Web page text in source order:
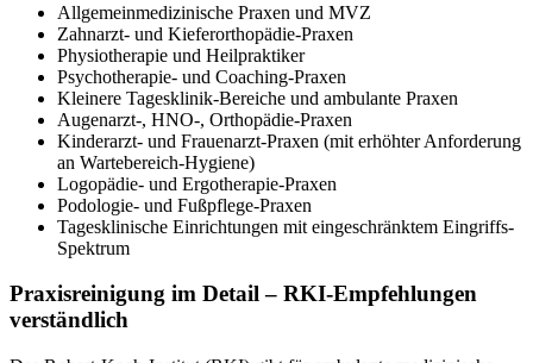
Allgemeinmedizinische Praxen und MVZ
Zahnarzt- und Kieferorthopädie-Praxen
Physiotherapie und Heilpraktiker
Psychotherapie- und Coaching-Praxen
Kleinere Tagesklinik-Bereiche und ambulante Praxen
Augenarzt-, HNO-, Orthopädie-Praxen
Kinderarzt- und Frauenarzt-Praxen (mit erhöhter Anforderung
an Wartebereich-Hygiene)
Logopädie- und Ergotherapie-Praxen
Podologie- und Fußpflege-Praxen
Tagesklinische Einrichtungen mit eingeschränktem Eingriffs-
Spektrum
Praxisreinigung im Detail – RKI-Empfehlungen
verständlich